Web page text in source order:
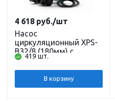
Насос
циркуляционный XPS-
B32/8 (180мм) с
гайками без кабеля
SHIMGE
419 шт.
4 618 руб./шт
В корзину